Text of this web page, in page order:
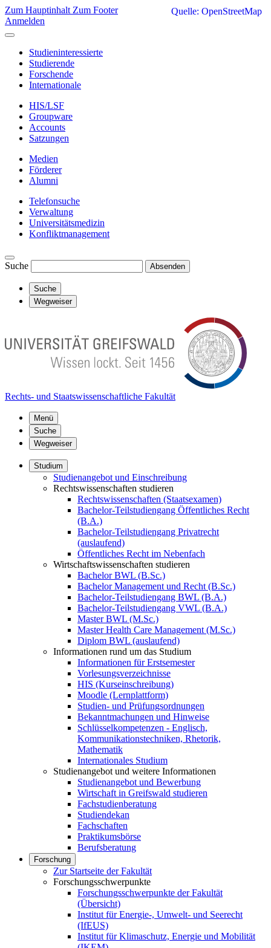
Zum Hauptinhalt Zum Footer
Anmelden
Studieninteressierte
Studierende
Forschende
Internationale
HIS/LSF
Groupware
Accounts
Satzungen
Medien
Förderer
Alumni
Telefonsuche
Verwaltung
Universitätsmedizin
Konfliktmanagement
Suche Absenden
Suche
Wegweiser
Rechts- und Staatswissenschaftliche Fakultät
Menü
Suche
Wegweiser
Studium
Studienangebot und Einschreibung
Rechtswissenschaften studieren
Rechtswissenschaften (Staatsexamen)
Bachelor-Teilstudiengang Öffentliches Recht
(B.A.)
Bachelor-Teilstudiengang Privatrecht
(auslaufend)
Öffentliches Recht im Nebenfach
Wirtschaftswissenschaften studieren
Bachelor BWL (B.Sc.)
Bachelor Management und Recht (B.Sc.)
Bachelor-Teilstudiengang BWL (B.A.)
Bachelor-Teilstudiengang VWL (B.A.)
Master BWL (M.Sc.)
Master Health Care Management (M.Sc.)
Diplom BWL (auslaufend)
Informationen rund um das Studium
Informationen für Erstsemester
Vorlesungsverzeichnisse
HIS (Kurseinschreibung)
Moodle (Lernplattform)
Studien- und Prüfungsordnungen
Bekanntmachungen und Hinweise
Schlüsselkompetenzen - Englisch,
Kommunikationstechniken, Rhetorik,
Mathematik
Internationales Studium
Studienangebot und weitere Informationen
Studienangebot und Bewerbung
Wirtschaft in Greifswald studieren
Fachstudienberatung
Studiendekan
Fachschaften
Praktikumsbörse
Berufsberatung
Forschung
Zur Startseite der Fakultät
Forschungsschwerpunkte
Forschungsschwerpunkte der Fakultät
(Übersicht)
Institut für Energie-, Umwelt- und Seerecht
(IfEUS)
Institut für Klimaschutz, Energie und Mobilität
Quelle: OpenStreetMap